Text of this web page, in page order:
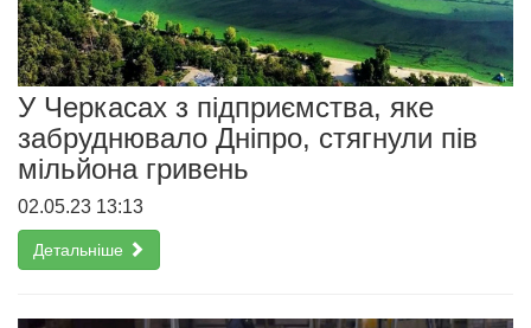
У Черкасах з підприємства, яке
забруднювало Дніпро, стягнули пів
мільйона гривень
02.05.23 13:13
Детальніше